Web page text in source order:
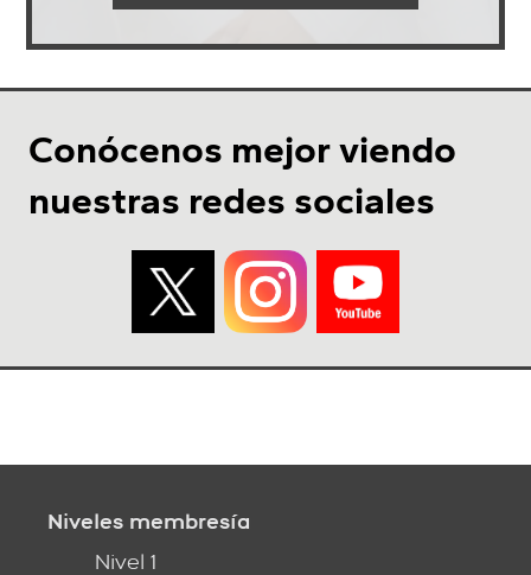
Conócenos mejor viendo
nuestras redes sociales
Niveles membresía
Nivel 1